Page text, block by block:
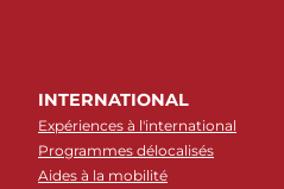
INTERNATIONAL
Expériences à l'international
Programmes délocalisés
Aides à la mobilité